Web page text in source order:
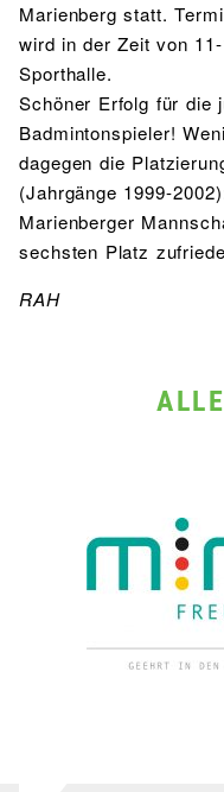
Marienberg statt.
wird in der Zeit von
Sporthalle.
Schöner Erfolg für die
Badmintonspieler!
dagegen die
(Jahrgänge 1999-
Marienberger
sechsten Platz
RAH